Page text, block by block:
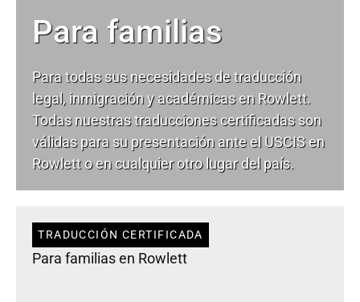
Para familias
Para todas sus necesidades detraducción
legal, inmigración y académicas en Rowlett.
Todas nuestras traducciones certificadas son
válidas para su presentación ante el USCIS en
Rowlett o en cualquier otro lugar del país.
TRADUCCIÓN CERTIFICADA
Para familias en Rowlett